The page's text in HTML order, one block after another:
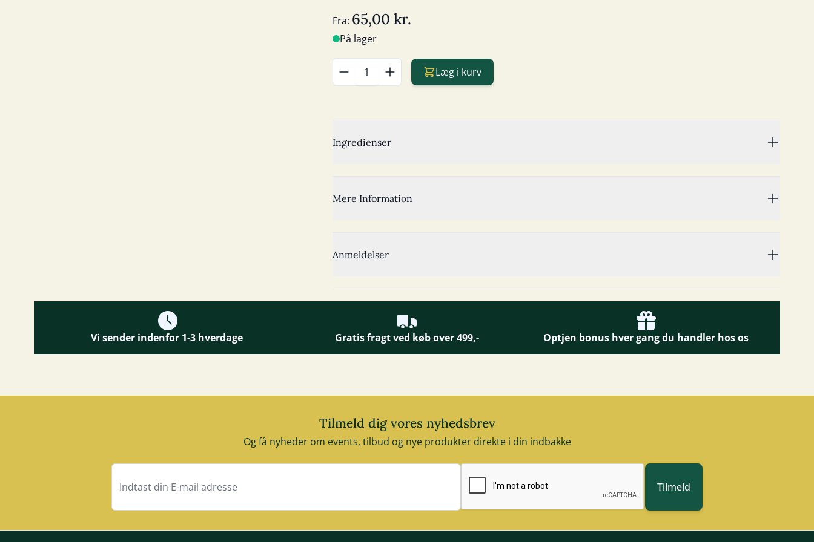
Fra: 65,00 kr.
På lager
Læg i kurv
Ingredienser
Mere Information
Anmeldelser
Vi sender indenfor 1-3 hverdage Gratis fragt ved køb over 499,- Optjen bonus hver gang du handler hos os
Tilmeld dig vores nyhedsbrev
Og få nyheder om events, tilbud og nye produkter direkte i din indbakke
E-mail adresse
Tilmeld